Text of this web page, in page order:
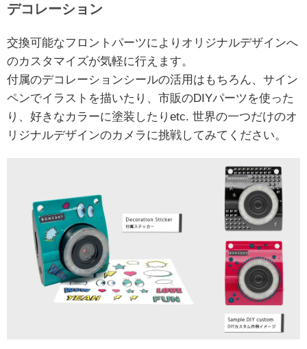
デコレーション
交換可能なフロントパーツによりオリジナルデザインへ
のカスタマイズが気軽に行えます。
付属のデコレーションシールの活用はもちろん、サイン
ペンでイラストを描いたり、市販のDIYパーツを使った
り、好きなカラーに塗装したりetc. 世界の一つだけのオ
リジナルデザインのカメラに挑戦してみてください。